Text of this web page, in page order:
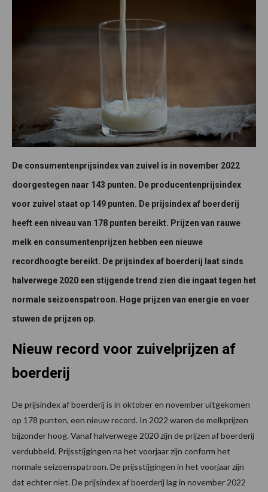
De consumentenprijsindex van zuivel is in november 2022
doorgestegen naar 143 punten. De producentenprijsindex
voor zuivel staat op 149 punten. De prijsindex af boerderij
heeft een niveau van 178 punten bereikt. Prijzen van rauwe
melk en consumentenprijzen hebben een nieuwe
recordhoogte bereikt. De prijsindex af boerderij laat sinds
halverwege 2020 een stijgende trend zien die ingaat tegen het
normale seizoenspatroon. Hoge prijzen van energie en voer
stuwen de prijzen op.
Nieuw record voor zuivelprijzen af
boerderij
De prijsindex af boerderij is in oktober en november uitgekomen
op 178 punten, een nieuw record. In 2022 waren de melkprijzen
bijzonder hoog. Vanaf halverwege 2020 zijn de prijzen af boerderij
verdubbeld. Prijsstijgingen na het voorjaar zijn conform het
normale seizoenspatroon. De prijsstijgingen in het voorjaar zijn
dat echter niet. De prijsindex af boerderij lag in november 2022